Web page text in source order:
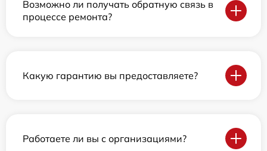
Возможно ли получать обратную связь в
процессе ремонта?
Какую гарантию вы предоставляете?
Работаете ли вы с организациями?